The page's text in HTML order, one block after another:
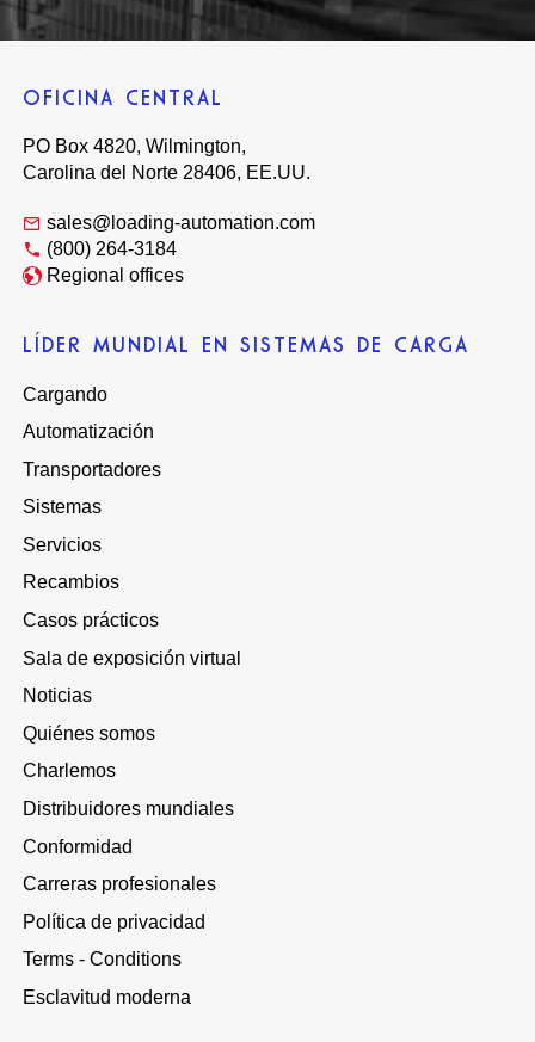
OFICINA CENTRAL
PO Box 4820, Wilmington,
Carolina del Norte 28406, EE.UU.
sales@loading-automation.com
(800) 264-3184
Regional offices
LÍDER MUNDIAL EN SISTEMAS DE CARGA
Cargando
Automatización
Transportadores
Sistemas
Servicios
Recambios
Casos prácticos
Sala de exposición virtual
Noticias
Quiénes somos
Charlemos
Distribuidores mundiales
Conformidad
Carreras profesionales
Política de privacidad
Terms - Conditions
Esclavitud moderna